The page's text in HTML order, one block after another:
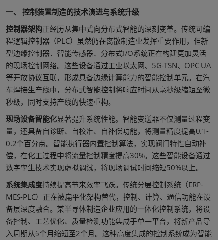
一、 控制装置制造的技术演进与系统升级
控制器架构正经历从集中式向分布式智能的深刻变革。传统可编
程逻辑控制器（PLC）虽然仍在离散制造业发挥重要作用，但新
型边缘控制器、智能传感器、分布式I/O系统正在构建更加灵活
的现场控制网络。这些设备通过工业以太网、5G-TSN、OPC UA
等开放协议互联，形成具备边缘计算能力的智能控制单元。在汽
车焊接生产线中，分布式智能控制将响应时间从毫秒级缩短至微
秒级，同时支持产线的快速重构。
现场设备智能化显著提升系统性能。智能变送器不仅测量过程变
量，还具备自诊断、自校准、自补偿功能，将测量精度提高0.1-
0.2个百分点。智能执行器内置控制算法，实现阀门特性自动补
偿，在化工过程中将流量控制精度提高30%。这些智能设备通过
数字孪生技术实现虚拟调试，将现场调试时间缩短50%以上。
系统集成度持续提高带来效率飞跃。传统分层控制系统（ERP-
MES-PLC）正在被扁平化架构替代，控制、计算、通信功能在设
备层深度融合。某半导体制造企业应用的一体化控制系统，将设
备控制、工艺优化、质量检测功能集成于单一平台，将新产品导
入周期从6个月缩短至2个月。这种高度集成的控制系统成为智能